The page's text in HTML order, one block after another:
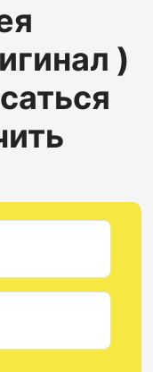
)